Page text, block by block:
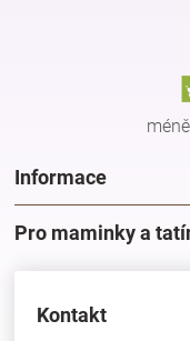
Informace
Pro maminky a
Kontakt